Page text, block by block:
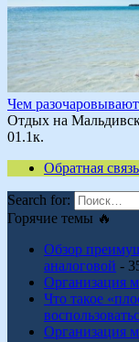
Чем
Отдых на
01.1к.
Обратная связь
Search for:
Горячие темы 🔥
Обзор
аналоговой -
Организация
Что такое
Организация